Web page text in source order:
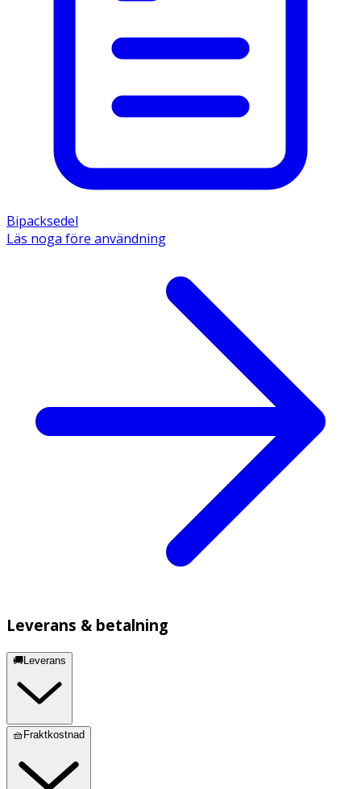
Bipacksedel
Läs noga före användning
Leverans & betalning
🚚Leverans
🧺Fraktkostnad